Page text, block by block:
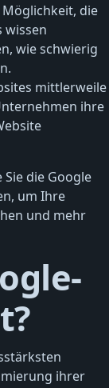
die
wissen
wie schwierig
mittlerweile
ihre
die Google
um Ihre
und mehr
ihrer